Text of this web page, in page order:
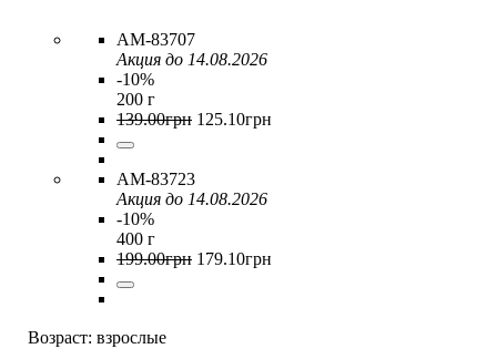
AM-83707
Акция до 14.08.2026
-10%
200 г
139.00грн 125.10грн
AM-83723
Акция до 14.08.2026
-10%
400 г
199.00грн 179.10грн
Возраст: взрослые